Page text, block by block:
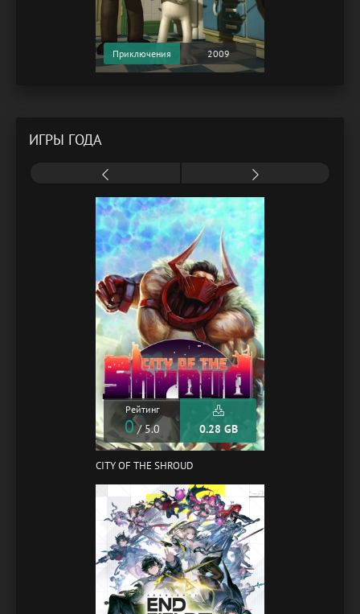
Приключения 2009
ИГРЫ ГОДА
Рейтинг
0/ 5.0 0.28 GB
CITY OF THE SHROUD